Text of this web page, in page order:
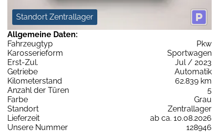
Standort Zentrallager
Allgemeine Daten:
Fahrzeugtyp
Pkw
Karosserieform
Sportwagen
Erst-Zul.
Jul / 2023
Getriebe
Automatik
Kilometerstand
62.839 km
Anzahl der Türen
5
Farbe
Grau
Standort
Zentrallager
Lieferzeit
ab ca. 10.08.2026
Unsere Nummer
128946